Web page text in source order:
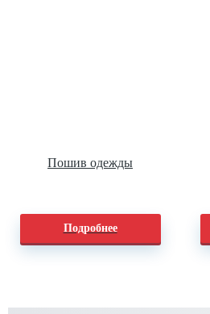
Пошив одежды
Подробнее